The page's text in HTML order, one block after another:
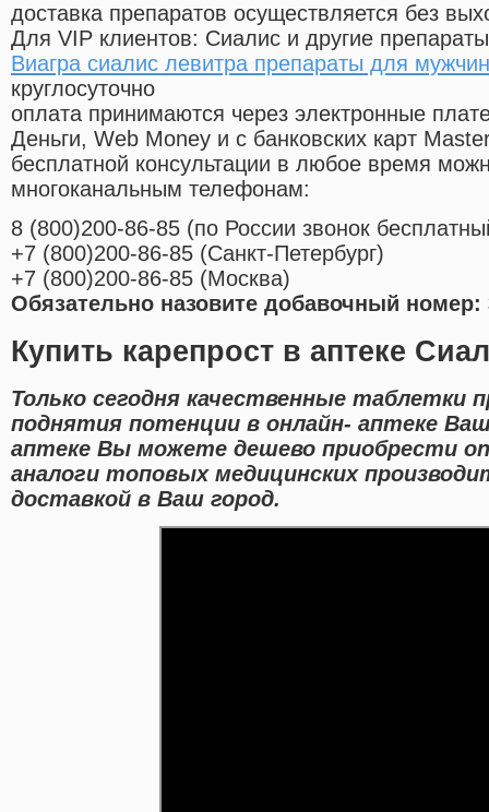
доставка препаратов осуществляется без
Для VIP клиентов: Сиалис и другие
Виагра сиалис левитра препараты для мужчин
круглосуточно
оплата принимаются через электронные
Деньги, Web Money и с банковских карт
бесплатной консультации в любое время
многоканальным телефонам:
8 (800)200-86-85 (по России звонок
+7 (800)200-86-85 (Санкт-Петербург)
+7 (800)200-86-85 (Москва)
Обязательно назовите добавочный номер:
Купить карепрост в аптеке
Только сегодня качественные таблетки
поднятия потенции в онлайн- аптеке
аптеке Вы можете дешево приобрести
аналоги топовых медицинских
доставкой в Ваш город.